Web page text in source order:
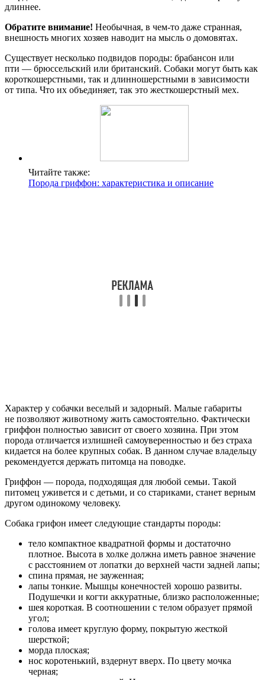
длиннее.
Обратите внимание! Необычная, в чем-то даже странная,
внешность многих хозяев наводит на мысль о домовятах.
Существует несколько подвидов породы: брабансон или
пти — брюссельский или британский. Собаки могут быть как
короткошерстными, так и длинношерстными в зависимости
от типа. Что их объединяет, так это жесткошерстный мех.
Читайте также:
Порода гриффон: характеристика и описание
Характер у собачки веселый и задорный. Малые габариты
не позволяют животному жить самостоятельно. Фактически
гриффон полностью зависит от своего хозяина. При этом
порода отличается излишней самоуверенностью и без страха
кидается на более крупных собак. В данном случае владельцу
рекомендуется держать питомца на поводке.
Гриффон — порода, подходящая для любой семьи. Такой
питомец уживется и с детьми, и со стариками, станет верным
другом одинокому человеку.
Собака грифон имеет следующие стандарты породы:
тело компактное квадратной формы и достаточно
плотное. Высота в холке должна иметь равное значение
с расстоянием от лопатки до верхней части задней лапы;
спина прямая, не зауженная;
лапы тонкие. Мышцы конечностей хорошо развиты.
Подушечки и когти аккуратные, близко расположенные;
шея короткая. В соотношении с телом образует прямой
угол;
голова имеет круглую форму, покрытую жесткой
шерсткой;
морда плоская;
нос коротенький, вздернут вверх. По цвету мочка
черная;